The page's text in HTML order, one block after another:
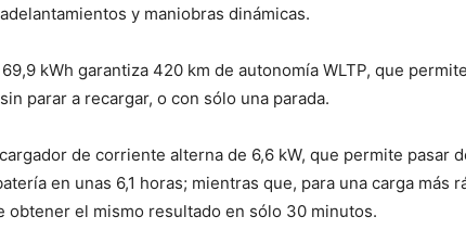
y maniobras dinámicas.
kWh garantiza 420 km de autonomía WLTP, que
parar a recargar, o con sólo una parada.
de corriente alterna de 6,6 kW, que permite pasar
en unas 6,1 horas; mientras que, para una carga más
obtener el mismo resultado en sólo 30 minutos.